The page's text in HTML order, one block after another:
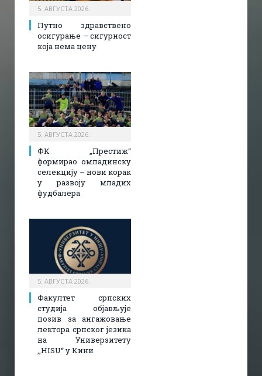
5. АВГУСТА 2026.
Путно здравствено
осигурање – сигурност
која нема цену
5. АВГУСТА 2026.
ФК „Престиж“
формирао омладинску
селекцију – нови корак
у развоју младих
фудбалера
5. АВГУСТА 2026.
Факултет српских
студија објављује
позив за ангажовање
лектора српског језика
на Универзитету
,,HISU“ у Кини